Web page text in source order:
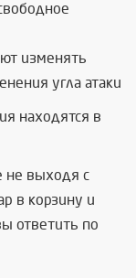
изменять
угла атаки
находятся в
не выходя с
в корзину и
ответить по